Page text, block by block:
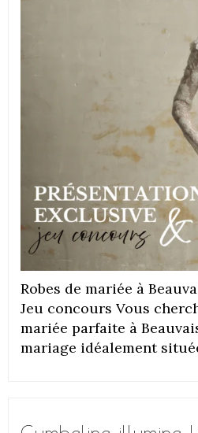
Robes de mariée à
Jeu concours Vous
mariée parfaite à
mariage idéalement